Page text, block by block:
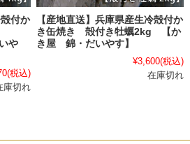
付か
や
(税込)
庫切れ
【産地直送】兵庫県産生冷殻付か
き缶焼き 殻付き牡蠣2kg 【か
き屋 錦・だいやす】
¥3,600(税込)
在庫切れ